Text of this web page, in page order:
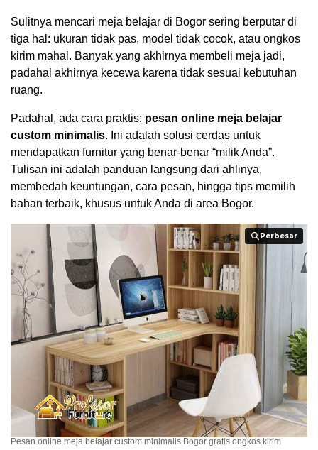
Sulitnya mencari meja belajar di Bogor sering berputar di
tiga hal: ukuran tidak pas, model tidak cocok, atau ongkos
kirim mahal. Banyak yang akhirnya membeli meja jadi,
padahal akhirnya kecewa karena tidak sesuai kebutuhan
ruang.
Padahal, ada cara praktis: pesan online meja belajar
custom minimalis. Ini adalah solusi cerdas untuk
mendapatkan furnitur yang benar-benar “milik Anda”.
Tulisan ini adalah panduan langsung dari ahlinya,
membedah keuntungan, cara pesan, hingga tips memilih
bahan terbaik, khusus untuk Anda di area Bogor.
Perbesar
Perbesar
Pesan online meja belajar custom minimalis Bogor gratis ongkos kirim